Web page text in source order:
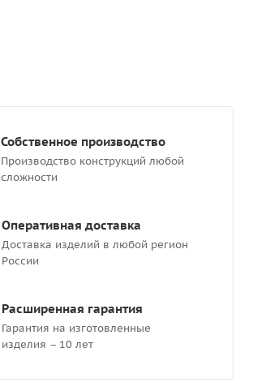
Собственное производство
Производство конструкций любой
сложности
Оперативная доставка
Доставка изделий в любой регион
России
Расширенная гарантия
Гарантия на изготовленные
изделия – 10 лет